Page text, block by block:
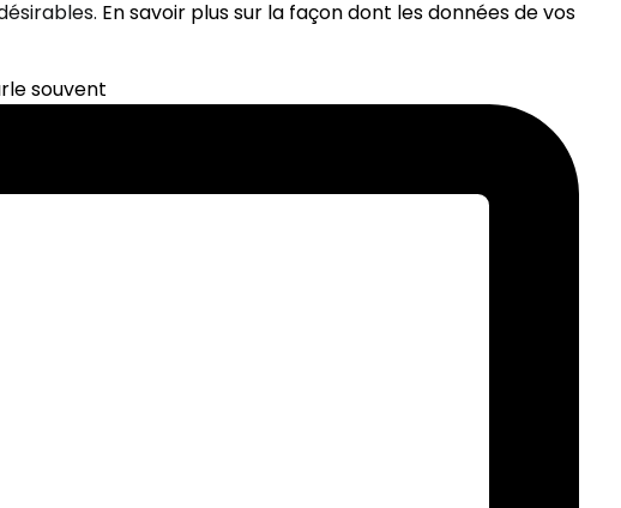
En savoir plus sur la façon dont les données de vos
souvent